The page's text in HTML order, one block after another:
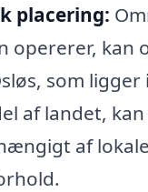
placering:
opererer, kan
som ligger
af landet,
af lokale